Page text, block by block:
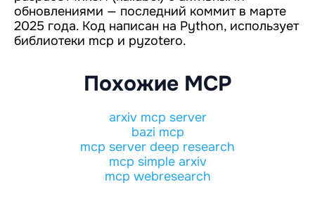
обновлениями — последний коммит в марте
2025 года. Код написан на Python, использует
библиотеки mcp и pyzotero.
Похожие MCP
arxiv mcp server
bazi mcp
mcp server deep research
mcp simple arxiv
mcp webresearch